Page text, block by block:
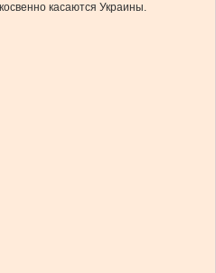
касаются Украины.